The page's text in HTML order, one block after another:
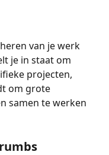
van je werk
je in staat om
projecten,
om grote
samen te werken